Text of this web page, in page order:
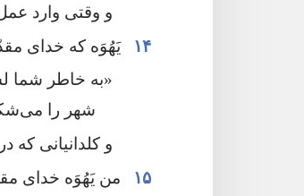
و وقتی وارد
۱۴ یَهُوَه که خدای
‏«به خاطر شما
شهر را
و کلدانیانی
۱۵ من یَهُوَه خدای